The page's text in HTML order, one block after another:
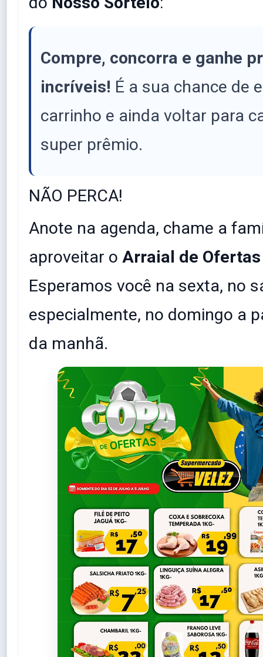
Compre, concorra e ganhe
incríveis! É a sua chance de
carrinho e ainda voltar para
super prêmio.
​NÃO PERCA!
​Anote na agenda, chame a
aproveitar o Arraial de
Esperamos você na sexta, no
especialmente, no domingo a
da manhã.